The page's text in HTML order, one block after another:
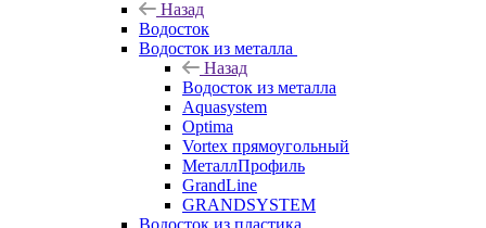
Назад
Водосток
Водосток из металла
Назад
Водосток из металла
Aquasystem
Optima
Vortex прямоугольный
МеталлПрофиль
GrandLine
GRANDSYSTEM
Водосток из пластика